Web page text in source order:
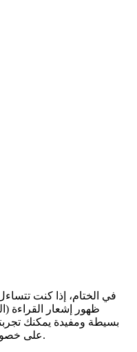
في الختام، إذا كنت
بسيطة ومفيدة يمكنك
على خصوصيتك وعدم إظهار أنك قرأت الرسائل.